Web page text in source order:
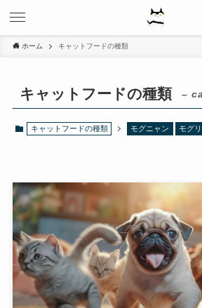
ホーム キャットフードの種類
キャットフードの種類 –
キャットフードの種類 モグニャン モグ